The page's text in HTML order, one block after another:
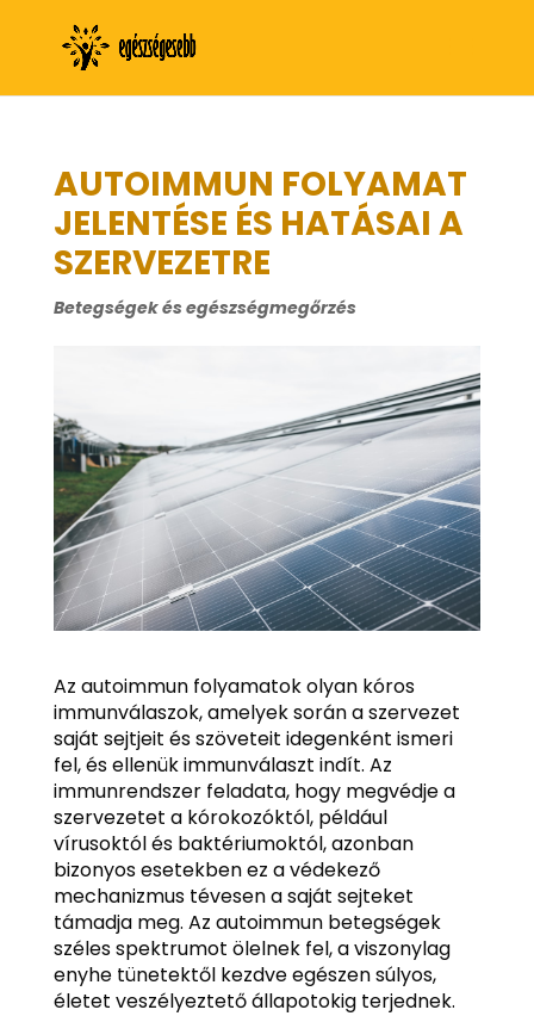
AUTOIMMUN FOLYAMAT
JELENTÉSE ÉS HATÁSAI A
SZERVEZETRE
Betegségek és egészségmegőrzés
Az autoimmun folyamatok olyan kóros
immunválaszok, amelyek során a szervezet
saját sejtjeit és szöveteit idegenként ismeri
fel, és ellenük immunválaszt indít. Az
immunrendszer feladata, hogy megvédje a
szervezetet a kórokozóktól, például
vírusoktól és baktériumoktól, azonban
bizonyos esetekben ez a védekező
mechanizmus tévesen a saját sejteket
támadja meg. Az autoimmun betegségek
széles spektrumot ölelnek fel, a viszonylag
enyhe tünetektől kezdve egészen súlyos,
életet veszélyeztető állapotokig terjednek.